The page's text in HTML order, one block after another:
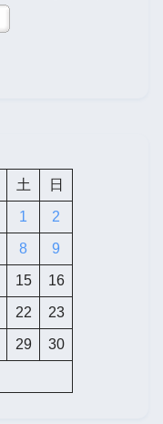
土 日
1 2
8 9
15 16
22 23
29 30